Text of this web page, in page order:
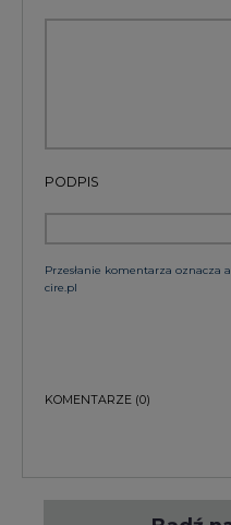
PODPIS
Przesłanie komentarza oznacza
cire.pl
KOMENTARZE (0)